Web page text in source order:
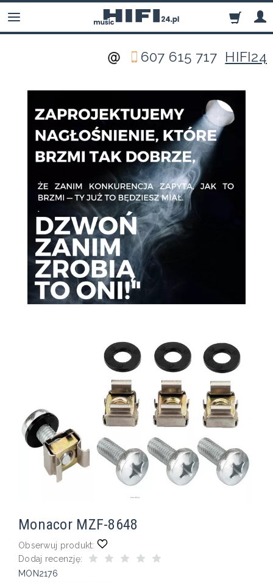
607 615 717 HIFI24
Monacor MZF-8648
Obserwuj produkt:
Dodaj recenzję:
MON2176